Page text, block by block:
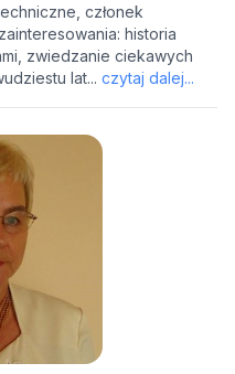
członek
historia
zwiedzanie ciekawych
lat... czytaj dalej...